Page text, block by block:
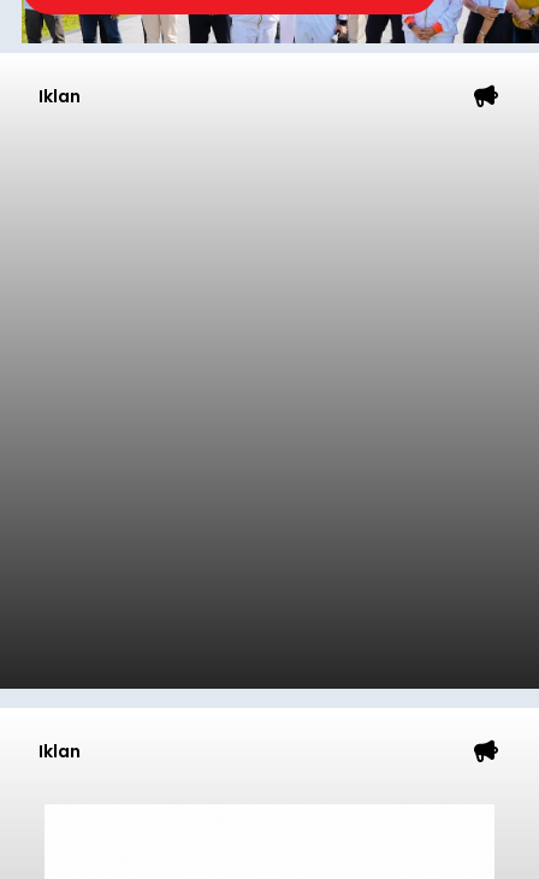
Iklan
Iklan